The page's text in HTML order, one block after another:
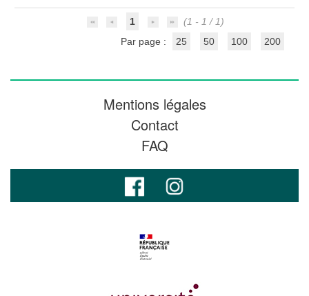
1
(1 - 1 / 1)
Par page :
25 50 100 200
Mentions légales
Contact
FAQ